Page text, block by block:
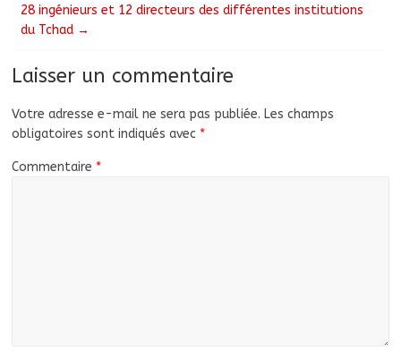
28 ingénieurs et 12 directeurs des différentes institutions
du Tchad →
Laisser un commentaire
Votre adresse e-mail ne sera pas publiée. Les champs
obligatoires sont indiqués avec *
Commentaire *